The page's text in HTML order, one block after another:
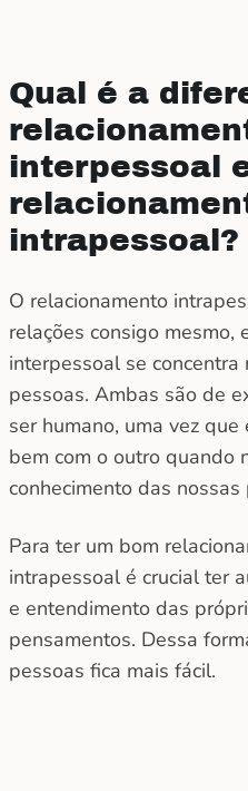
Qual é a
interpessoal
intrapessoal?
O relacionamento
relações consigo mesmo,
interpessoal se concentra
pessoas. Ambas são de
ser humano, uma vez
bem com o outro quando
conhecimento das
Para ter um bom
intrapessoal é crucial ter
e entendimento das
pensamentos. Dessa
pessoas fica mais fácil.